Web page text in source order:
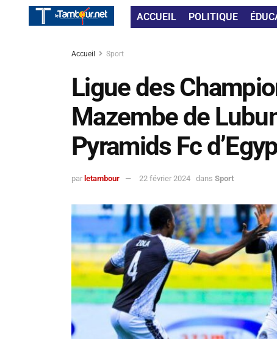
ACCUEIL POLITIQUE
Accueil Sport
Ligue des
Mazembe de
Pyramids Fc
par letambour 22 février 2024 dans Sport